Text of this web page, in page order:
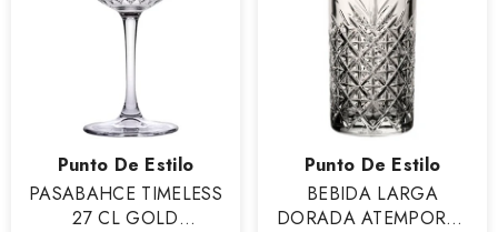
Vendor:
Punto De Estilo
PASABAHCE TIMELESS
27 CL GOLD
Vendor:
Punto De Estilo
BEBIDA LARGA
DORADA ATEMPORAL